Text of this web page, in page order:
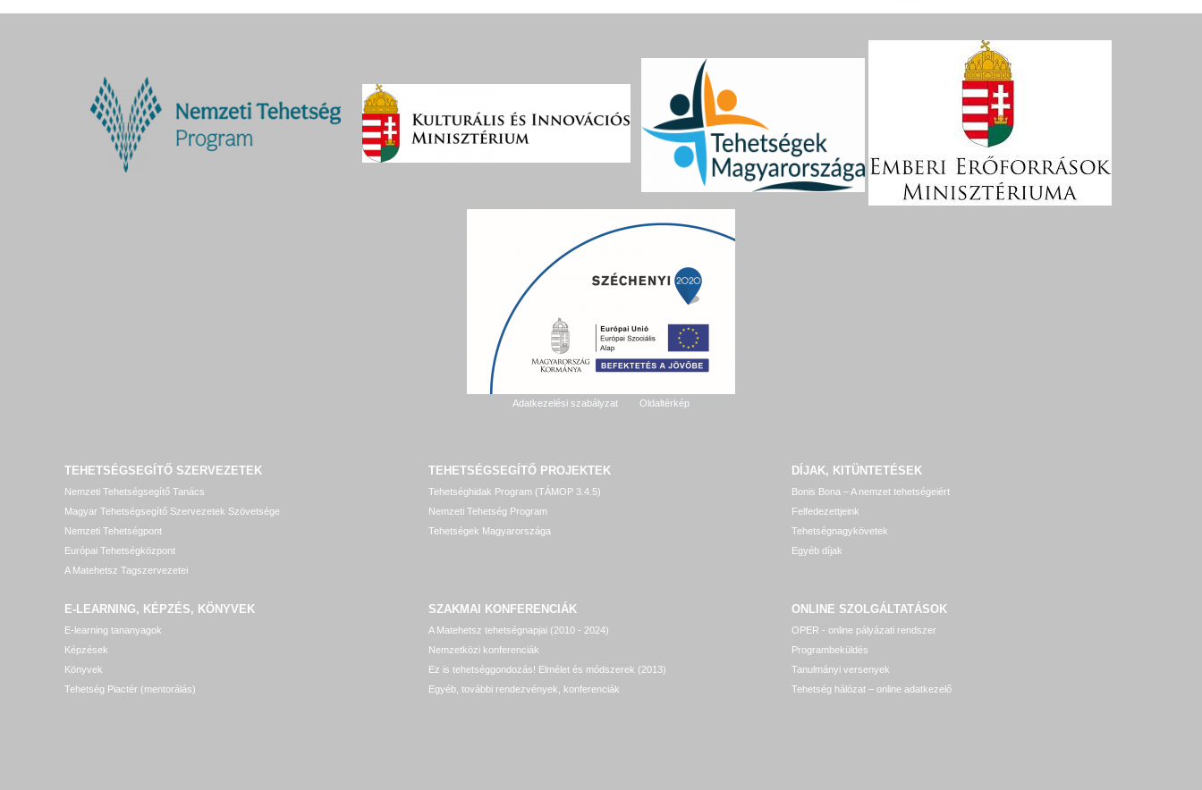
Adatkezelési szabályzat Oldaltérkép
TEHETSÉGSEGÍTŐ SZERVEZETEK
Nemzeti Tehetségsegítő Tanács
Magyar Tehetségsegítő Szervezetek Szövetsége
Nemzeti Tehetségpont
Európai Tehetségközpont
A Matehetsz Tagszervezetei
TEHETSÉGSEGÍTŐ PROJEKTEK
Tehetséghidak Program (TÁMOP 3.4.5)
Nemzeti Tehetség Program
Tehetségek Magyarországa
DÍJAK, KITÜNTETÉSEK
Bonis Bona – A nemzet tehetségeiért
Felfedezettjeink
Tehetségnagykövetek
Egyéb díjak
E-LEARNING, KÉPZÉS, KÖNYVEK
E-learning tananyagok
Képzések
Könyvek
Tehetség Piactér (mentorálás)
SZAKMAI KONFERENCIÁK
A Matehetsz tehetségnapjai (2010 - 2024)
Nemzetközi konferenciák
Ez is tehetséggondozás! Elmélet és módszerek (2013)
Egyéb, további rendezvények, konferenciák
ONLINE SZOLGÁLTATÁSOK
OPER - online pályázati rendszer
Programbeküldés
Tanulmányi versenyek
Tehetség hálózat – online adatkezelő